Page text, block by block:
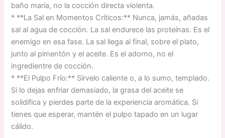
baño maría, no la cocción directa violenta.
* **La Sal en Momentos Críticos:** Nunca, jamás, añadas
sal al agua de cocción. La sal endurece las proteínas. Es el
enemigo en esa fase. La sal llega al final, sobre el plato,
junto al pimentón y el aceite. Es el adorno, no el
ingredientre de cocción.
* **El Pulpo Frío:** Sírvelo caliente o, a lo sumo, templado.
Si lo dejas enfriar demasiado, la grasa del aceite se
solidifica y pierdes parte de la experiencia aromática. Si
tienes que esperar, mantén el pulpo tapado en un lugar
cálido.